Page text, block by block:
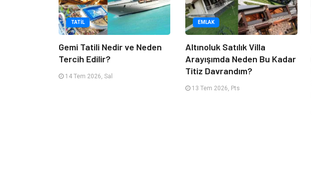
TATIL
Gemi Tatili Nedir ve Neden
Tercih Edilir?
14 Tem 2026, Sal
EMLAK
Altınoluk Satılık Villa
Arayışımda Neden Bu Kadar
Titiz Davrandım?
13 Tem 2026, Pts